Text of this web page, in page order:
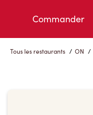
Commander
Tous les restaurants / ON /